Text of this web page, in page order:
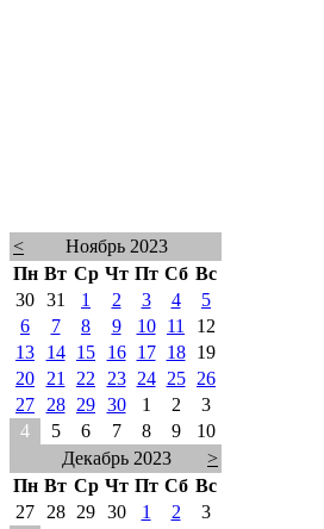
<
Ноябрь 2023
Пн Вт Ср Чт Пт Сб Вс
30 31 1 2 3 4
5
6
7 8 9 10 11
12
13
14 15 16 17 18
19
20
21 22 23 24 25
26
27
28 29 30 1 2
3
4
5 6 7 8 9
10
Декабрь 2023
>
Пн Вт Ср Чт Пт Сб Вс
27
28 29 30 1 2
3